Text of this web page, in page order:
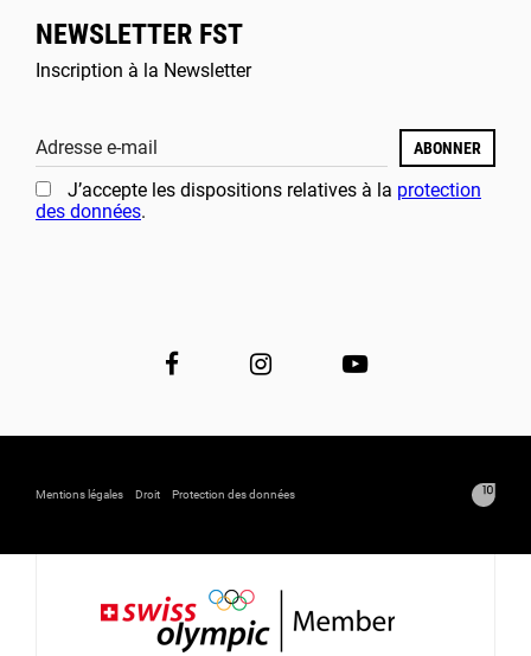
NEWSLETTER FST
Inscription à la Newsletter
Adresse e-mail ABONNER
J’accepte les dispositions relatives à la protection
des données.
Mentions légales Droit Protection des données